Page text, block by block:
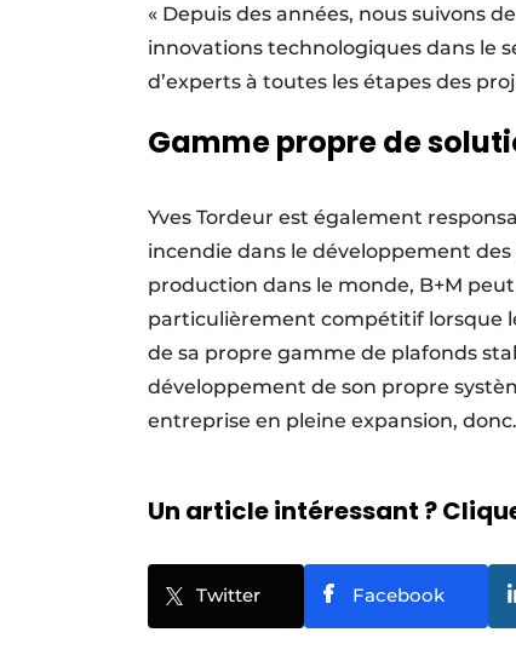
« Depuis des années, nous suivons
innovations technologiques dans le
d’experts à toutes les étapes des
Gamme propre de
Yves Tordeur est également
incendie dans le développement
production dans le monde, B+M
particulièrement compétitif lorsque
de sa propre gamme de plafonds
développement de son propre
entreprise en pleine expansion,
Un article intéressant ?
Twitter Facebook